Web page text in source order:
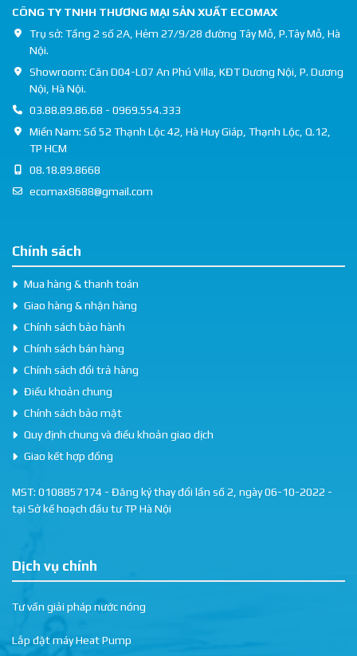
CÔNG TY TNHH THƯƠNG MẠI SẢN XUẤT ECOMAX
Trụ sở: Tầng 2 số 2A, Hẻm 27/9/28 đường Tây Mỗ, P.Tây Mỗ, Hà
Nội.
Showroom: Căn D04-L07 An Phú Villa, KĐT Dương Nội, P. Dương
Nội, Hà Nội.
03.88.89.86.68 - 0969.554.333
Miền Nam: Số 52 Thạnh Lộc 42, Hà Huy Giáp, Thạnh Lộc, Q.12,
TP HCM
08.18.89.8668
ecomax8688@gmail.com
Chính sách
Mua hàng & thanh toán
Giao hàng & nhận hàng
Chính sách bảo hành
Chính sách bán hàng
Chính sách đổi trả hàng
Điều khoản chung
Chính sách bảo mật
Quy định chung và điều khoản giao dịch
Giao kết hợp đồng
MST: 0108857174 - Đăng ký thay đổi lần số 2, ngày 06-10-2022 -
tại Sở kế hoạch đầu tư TP Hà Nội
Dịch vụ chính
Tư vấn giải pháp nước nóng
Lắp đặt máy Heat Pump